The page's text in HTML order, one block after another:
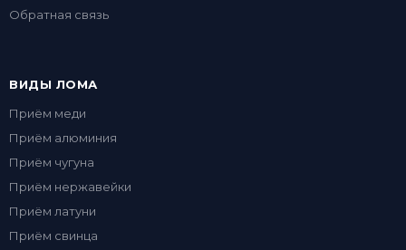
Обратная связь
ВИДЫ ЛОМА
Приём меди
Приём алюминия
Приём чугуна
Приём нержавейки
Приём латуни
Приём свинца